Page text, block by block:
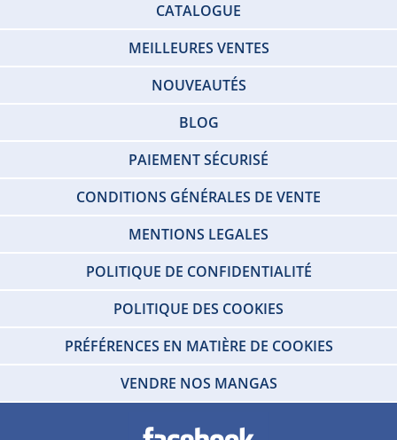
CATALOGUE
MEILLEURES VENTES
NOUVEAUTÉS
BLOG
PAIEMENT SÉCURISÉ
CONDITIONS GÉNÉRALES DE VENTE
MENTIONS LEGALES
POLITIQUE DE CONFIDENTIALITÉ
POLITIQUE DES COOKIES
PRÉFÉRENCES EN MATIÈRE DE COOKIES
VENDRE NOS MANGAS